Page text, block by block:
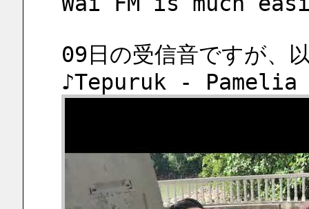
09日の受信音ですが、
♪Tepuruk - Pamelia